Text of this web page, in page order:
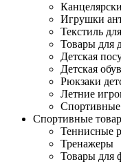
Игрушки
Текстиль
Товары для
Детская
Детская
Рюкзаки
Летние
Спортивные
Теннисные
Тренажеры
Товары для